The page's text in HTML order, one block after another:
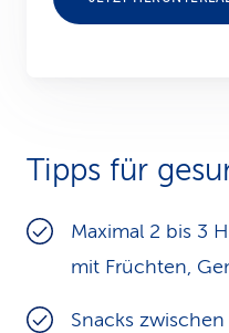
Tipps für
Maximal 2 bis 3
mit Früchten,
Snacks